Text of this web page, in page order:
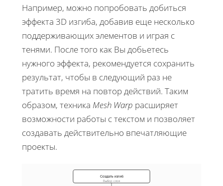
Например, можно попробовать добиться
эффекта 3D изгиба, добавив еще несколько
поддерживающих элементов и играя с
тенями. После того как Вы добьетесь
нужного эффекта, рекомендуется сохранить
результат, чтобы в следующий раз не
тратить время на повтор действий. Таким
образом, техника Mesh Warp расширяет
возможности работы с текстом и позволяет
создавать действительно впечатляющие
проекты.
Создать изгиб
Выбор слоя